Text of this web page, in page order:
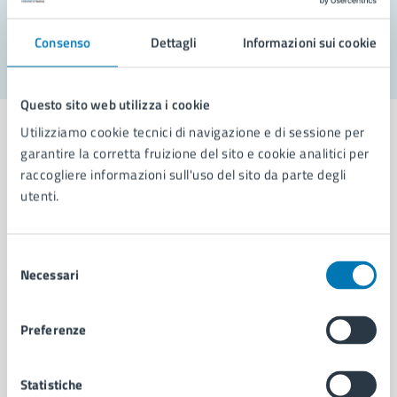
Consenso Dettagli Informazioni sui cookie
Questo sito web utilizza i cookie
Utilizziamo cookie tecnici di navigazione e di sessione per
garantire la corretta fruizione del sito e cookie analitici per
raccogliere informazioni sull'uso del sito da parte degli
utenti.
delNecessari
Preferenze
Statistiche
Aree amministrative
Municipalità
Uffici
Politici